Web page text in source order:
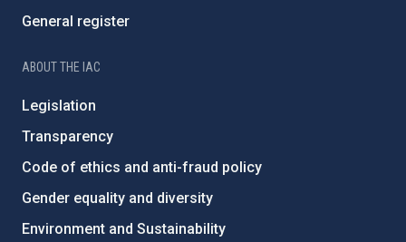
General register
ABOUT THE IAC
Legislation
Transparency
Code of ethics and anti-fraud policy
Gender equality and diversity
Environment and Sustainability